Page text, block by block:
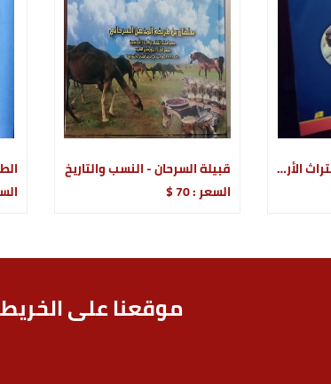
طقوس شعبية في التراث الأردني
قبيلة السرحان - النسب والتاريخ
السعر : 70 $
موقعنا على